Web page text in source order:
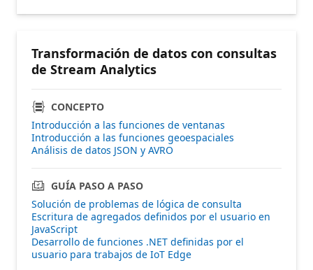
Transformación de datos con consultas
de Stream Analytics
CONCEPTO
Introducción a las funciones de ventanas
Introducción a las funciones geoespaciales
Análisis de datos JSON y AVRO
GUÍA PASO A PASO
Solución de problemas de lógica de consulta
Escritura de agregados definidos por el usuario en
JavaScript
Desarrollo de funciones .NET definidas por el
usuario para trabajos de IoT Edge